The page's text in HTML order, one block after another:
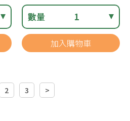
數量 1
加入購物車
2 3 >